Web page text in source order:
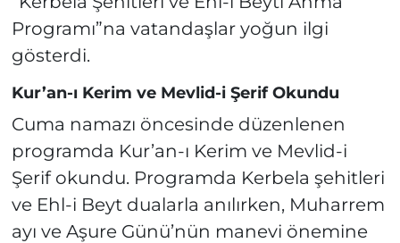
Programı”na vatandaşlar yoğun ilgi
gösterdi.
Kur’an-ı Kerim ve Mevlid-i Şerif Okundu
Cuma namazı öncesinde düzenlenen
programda Kur’an-ı Kerim ve Mevlid-i
Şerif okundu. Programda Kerbela şehitleri
ve Ehl-i Beyt dualarla anılırken, Muharrem
ayı ve Aşure Günü’nün manevi önemine